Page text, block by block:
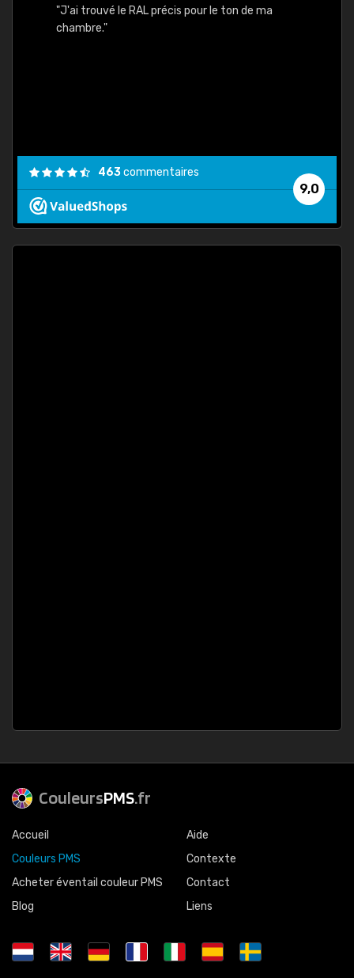
"J'ai trouvé le RAL précis pour le ton de ma
chambre."
9,0
463commentaires
CouleursPMS.fr
Accueil
Couleurs PMS
Acheter éventail couleur PMS
Blog
Aide
Contexte
Contact
Liens